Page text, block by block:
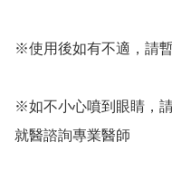
※使用後如有不適，請
※如不小心噴到眼睛，
就醫諮詢專業醫師